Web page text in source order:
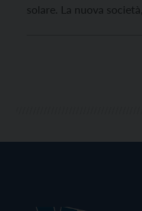
solare. La nuova